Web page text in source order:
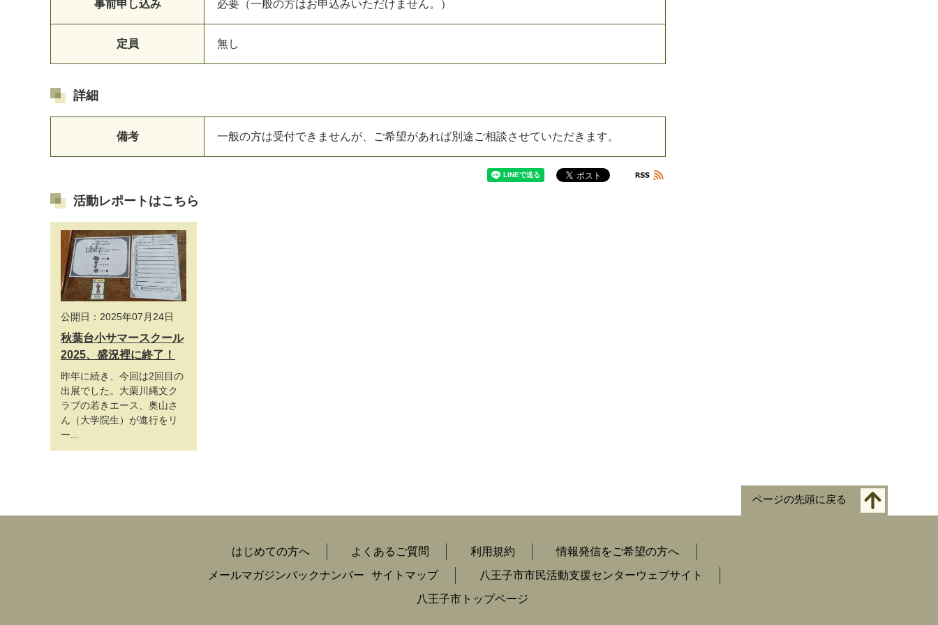
事前申し込み 必要（一般の方はお申込みいただけません。）
定員 無し
詳細
備考 一般の方は受付できませんが、ご希望があれば別途ご相談させていただきます。
活動レポートはこちら
公開日：2025年07月24日
秋葉台小サマースクール
2025、盛況裡に終了！
昨年に続き、今回は2回目の
出展でした。大栗川縄文ク
ラブの若きエース、奥山さ
ん（大学院生）が進行をリ
ー...
ページの先頭に戻る
はじめての方へ よくあるご質問 利用規約
情報発信をご希望の方へ
メールマガジンバックナンバー
サイトマップ
八王子市市民活動支援センターウェブサイト
八王子市トップページ